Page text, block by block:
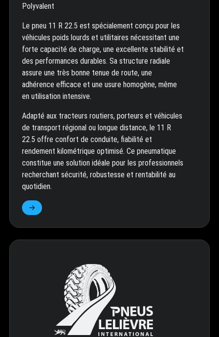
Polyvalent
Le pneu 11 R 22.5 est spécialement conçu pour les
véhicules poids lourds et utilitaires nécessitant une
forte capacité de charge, une excellente stabilité et
des performances durables. Sa structure radiale
assure une très bonne tenue de route, une
adhérence efficace et une usure homogène, même
en utilisation intensive.
Adapté aux tracteurs routiers, porteurs et véhicules
de transport régional ou longue distance, le 11 R
22.5 offre confort de conduite, fiabilité et
rendement kilométrique optimisé. Ce pneumatique
constitue une solution idéale pour les professionnels
recherchant sécurité, robustesse et rentabilité au
quotidien.